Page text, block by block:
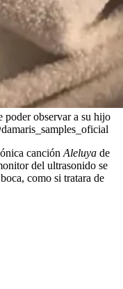
poder observar a su hijo
canción Aleluya de
del ultrasonido se
como si tratara de